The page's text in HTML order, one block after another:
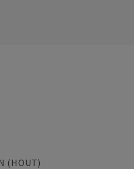
(HOUT)